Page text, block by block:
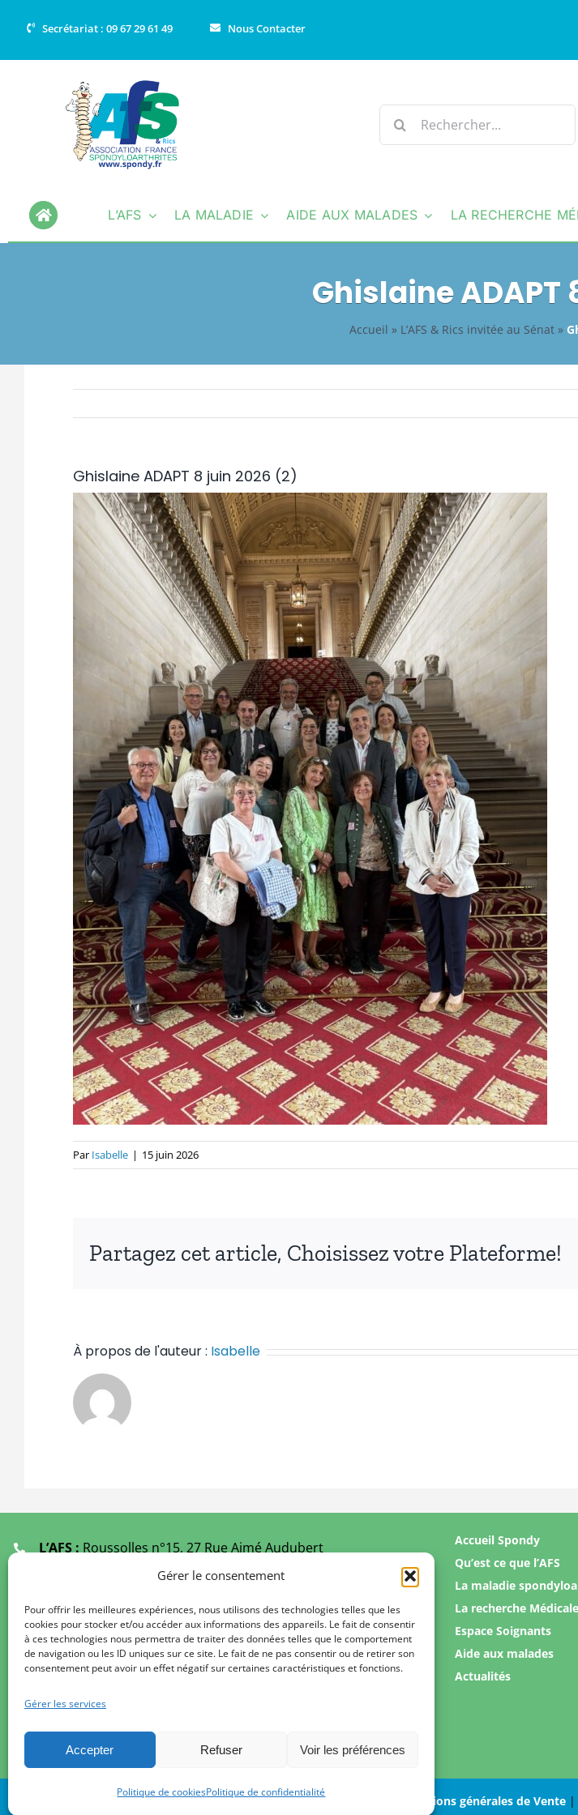
Gérer le consentement
Pour offrir les meilleures expériences, nous utilisons des technologies telles que les
cookies pour stocker et/ou accéder aux informations des appareils. Le fait de consentir
à ces technologies nous permettra de traiter des données telles que le comportement
de navigation ou les ID uniques sur ce site. Le fait de ne pas consentir ou de retirer son
consentement peut avoir un effet négatif sur certaines caractéristiques et fonctions.
Gérer les services
Accepter Refuser Voir les préférences
Politique de cookiesPolitique de confidentialité
Secrétariat : 09 67 29 61 49 Nous Contacter
Rechercher:
L’AFS LA MALADIE AIDE AUX MALADES LA RECHERCHE
Ghislaine ADAPT
Accueil » L’AFS & Rics invitée au Sénat »
Ghislaine ADAPT 8 juin 2026 (2)
Par Isabelle | 15 juin 2026
Partagez cet article, Choisissez votre Plateforme!
À propos de l'auteur : Isabelle
L’AFS : Roussolles n°15, 27 Rue Aimé Audubert
Secrétariat au09 67 29 61 49
De 9 h à 12 h 00 / 14 h à 17 h 00
secretariat.afs@gmail.com
Accueil Spondy
Qu’est ce que l’AFS
La maladie
La recherche Médicale
Espace Soignants
Aide aux malades
Actualités
© AFS – Association France Spondyloarthrites Conditions générales de Vente|